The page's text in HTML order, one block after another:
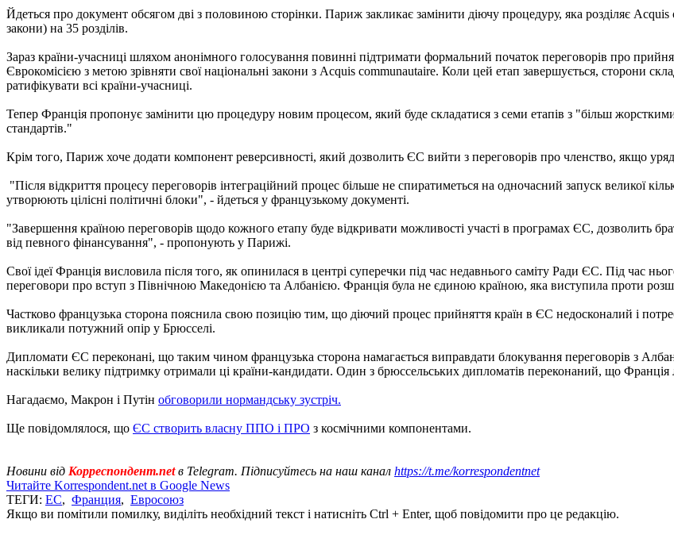
Йдеться про документ обсягом дві з половиною сторінки. Париж закликає замінити діючу процедуру, яка розділяє
закони) на 35 розділів.
Зараз країни-учасниці шляхом анонімного голосування повинні підтримати формальний початок переговорів про
Єврокомісією з метою зрівняти свої національні закони з Acquis communautaire. Коли цей етап завершується, сторони
ратифікувати всі країни-учасниці.
Тепер Франція пропонує замінити цю процедуру новим процесом, який буде складатися з семи етапів з "більш
стандартів."
Крім того, Париж хоче додати компонент реверсивності, який дозволить ЄС вийти з переговорів про членство, якщо
"Після відкриття процесу переговорів інтеграційний процес більше не спиратиметься на одночасний запуск великої
утворюють цілісні політичні блоки", - йдеться у французькому документі.
"Завершення країною переговорів щодо кожного етапу буде відкривати можливості участі в програмах ЄС, дозволить
від певного фінансування", - пропонують у Парижі.
Свої ідеї Франція висловила після того, як опинилася в центрі суперечки під час недавнього саміту Ради ЄС. Під час
переговори про вступ з Північною Македонією та Албанією. Франція була не єдиною країною, яка виступила проти
Частково французька сторона пояснила свою позицію тим, що діючий процес прийняття країн в ЄС недосконалий і
викликали потужний опір у Брюсселі.
Дипломати ЄС переконані, що таким чином французька сторона намагається виправдати блокування переговорів з
наскільки велику підтримку отримали ці країни-кандидати. Один з брюссельських дипломатів переконаний, що
Нагадаємо, Макрон і Путін обговорили нормандську зустріч.
Ще повідомлялося, що ЄС створить власну ППО і ПРО з космічними компонентами.
Новини від Корреспондент.netв Telegram. Підписуйтесь на наш канал https://t.me/korrespondentnet
Читайте Korrespondent.net в Google News
ТЕГИ: ЕС, Франция, Евросоюз
Якщо ви помітили помилку, виділіть необхідний текст і натисніть Ctrl + Enter, щоб повідомити про це редакцію.